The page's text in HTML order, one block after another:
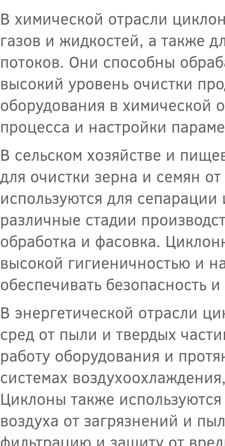
В химической отрасли
газов и жидкостей, а также
потоков. Они способны
высокий уровень очистки
оборудования в химической
процесса и настройки
В сельском хозяйстве и
для очистки зерна и семян
используются для
различные стадии
обработка и фасовка.
высокой гигиеничностью и
обеспечивать безопасность
В энергетической отрасли
сред от пыли и твердых
работу оборудования и
системах
Циклоны также
воздуха от загрязнений и